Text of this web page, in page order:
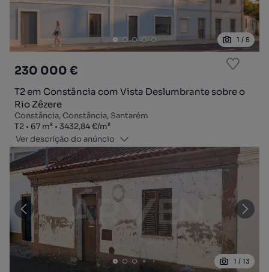
1 / 5
230 000 €
T2 em Constância com Vista Deslumbrante sobre o
Rio Zêzere
Constância, Constância, Santarém
Tipologia
T2
Zona67 m²
Preço por metro quadrado
3432,84 €/m²
Ver descrição do anúncio
1 / 13